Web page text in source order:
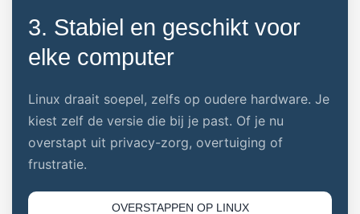
3. Stabiel en geschikt voor
elke computer
Linux draait soepel, zelfs op oudere hardware. Je
kiest zelf de versie die bij je past. Of je nu
overstapt uit privacy-zorg, overtuiging of
frustratie.
OVERSTAPPEN OP LINUX